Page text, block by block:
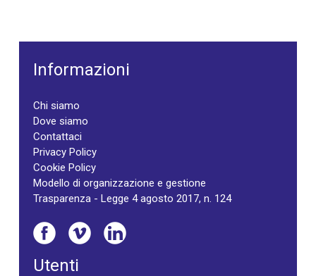
Informazioni
Chi siamo
Dove siamo
Contattaci
Privacy Policy
Cookie Policy
Modello di organizzazione e gestione
Trasparenza - Legge 4 agosto 2017, n. 124
Utenti